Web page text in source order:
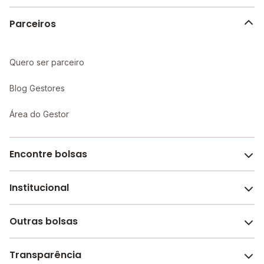
Parceiros
Quero ser parceiro
Blog Gestores
Área do Gestor
Encontre bolsas
Melhores escolas de São Paulo
Escolas por cidade e bairro
Institucional
Sobre o Melhor Escola
Revista Melhor Escola
Outras bolsas
Faculdades e universidades
Transparência